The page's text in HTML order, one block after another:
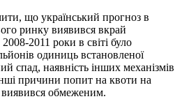
що український прогноз в
ринку виявився вкрай
2011 роки в світі було
одиниць встановленої
спад, наявність інших механізмів
причини попит на квоти на
обмеженим.